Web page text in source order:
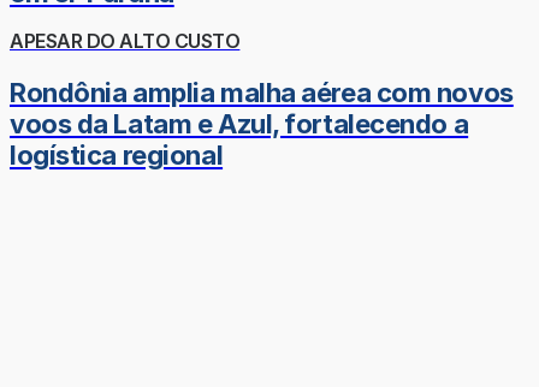
APESAR DO ALTO CUSTO
Rondônia amplia malha aérea com novos
voos da Latam e Azul, fortalecendo a
logística regional